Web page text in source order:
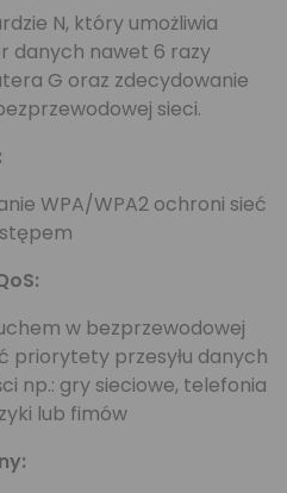
N, który umożliwia
danych nawet 6 razy
G oraz zdecydowanie
sieci.
WPA/WPA2 ochroni sieć
w bezprzewodowej
priorytety przesyłu danych
np.: gry sieciowe, telefonia
lub fimów